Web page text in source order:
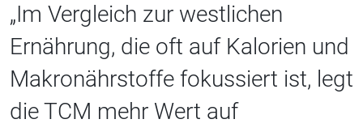
„Im Vergleich zur westlichen
Ernährung, die oft auf Kalorien und
Makronährstoffe fokussiert ist, legt
die TCM mehr Wert auf